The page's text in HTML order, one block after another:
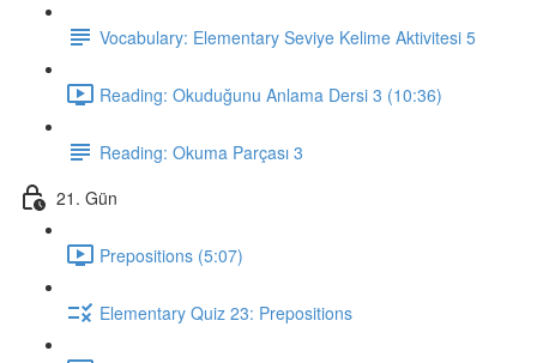
Vocabulary: Elementary Seviye Kelime Aktivitesi 5
Reading: Okuduğunu Anlama Dersi 3 (10:36)
Reading: Okuma Parçası 3
21. Gün
Prepositions (5:07)
Elementary Quiz 23: Prepositions